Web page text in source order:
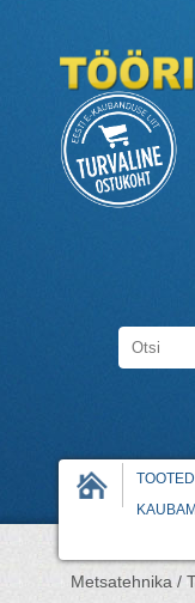
TOOTED
Metsatehnika /